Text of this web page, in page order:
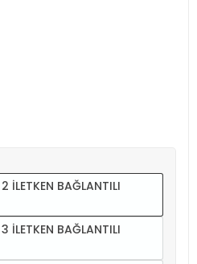
BAĞLANTILI
BAĞLANTILI